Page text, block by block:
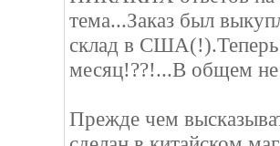
тема...Заказ был
склад в
месяц!??!...В общем не
Прежде чем